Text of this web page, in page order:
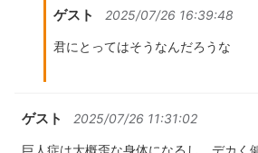
ゲスト 2025/07/26 16:39:48
君にとってはそうなんだろうな
ゲスト 2025/07/26 11:31:02
巨人症は大概歪な身体になるし、デカく